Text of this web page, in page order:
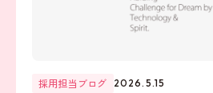
採用担当ブログ 2026.5.15